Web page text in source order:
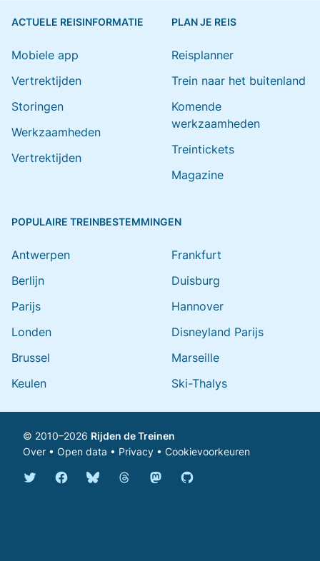
ACTUELE REISINFORMATIE
Mobiele app
Vertrektijden
Storingen
Werkzaamheden
Vertrektijden
PLAN JE REIS
Reisplanner
Trein naar het buitenland
Komende
werkzaamheden
Treintickets
Magazine
POPULAIRE TREINBESTEMMINGEN
Antwerpen
Berlijn
Parijs
Londen
Brussel
Keulen
Frankfurt
Duisburg
Hannover
Disneyland Parijs
Marseille
Ski-Thalys
© 2010–2026 Rijden de Treinen
Over • Open data • Privacy • Cookievoorkeuren